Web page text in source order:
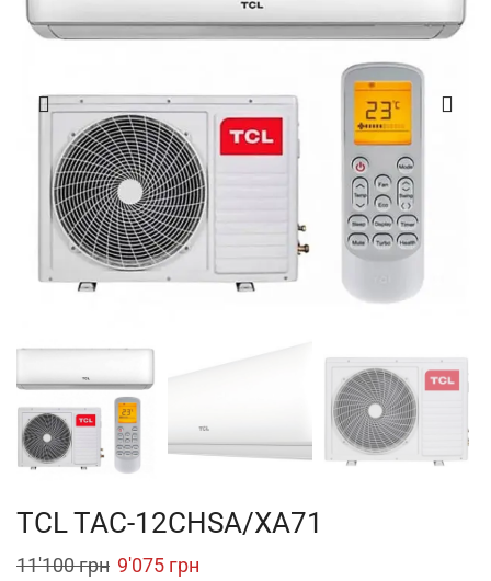
TCL TAC-12CHSA/XA71
11'100грн Original
9'075 грн